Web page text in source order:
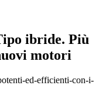
ibride. Più
motori